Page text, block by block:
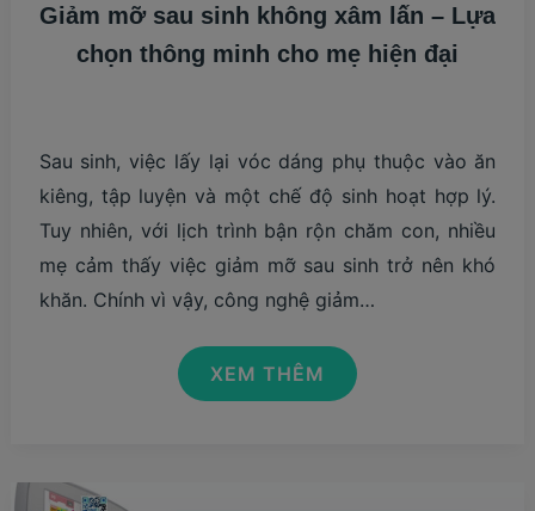
Giảm mỡ sau sinh không xâm lấn – Lựa
chọn thông minh cho mẹ hiện đại
Sau sinh, việc lấy lại vóc dáng phụ thuộc vào ăn
kiêng, tập luyện và một chế độ sinh hoạt hợp lý.
Tuy nhiên, với lịch trình bận rộn chăm con, nhiều
mẹ cảm thấy việc giảm mỡ sau sinh trở nên khó
khăn. Chính vì vậy, công nghệ giảm…
GIẢM
XEM THÊM